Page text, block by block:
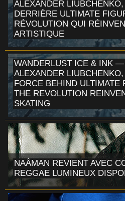
ALEXANDER
DERRIÈRE ULTIMATE
RÉVOLUTION QUI
ARTISTIQUE
WANDERLUST ICE & INK
ALEXANDER
FORCE BEHIND ULTIMATE
THE REVOLUTION
SKATING
NAÂMAN REVIENT AVEC
REGGAE LUMINEUX